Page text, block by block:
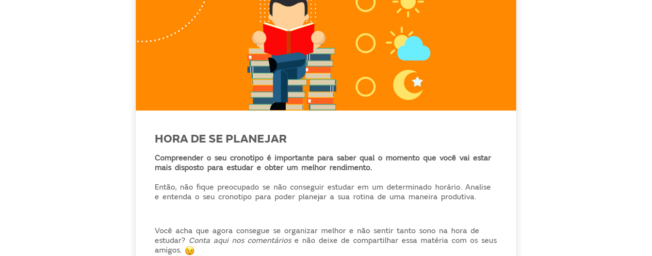
HORA DE SE PLANEJAR
Compreender o seu cronotipo é importante para saber qual o momento que você vai estar
mais disposto para estudar e obter um melhor rendimento.
Então, não fique preocupado se não conseguir estudar em um determinado horário. Analise
e entenda o seu cronotipo para poder planejar a sua rotina de uma maneira produtiva.
Você acha que agora consegue se organizar melhor e não sentir tanto sono na hora de
estudar? Conta aqui nos comentáriose não deixe de compartilhar essa matéria com os seus
amigos.